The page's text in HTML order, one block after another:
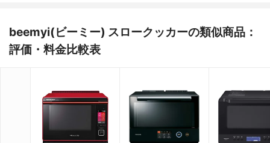
beemyi(ビーミー) スロークッカーの類似商品：
評価・料金比較表